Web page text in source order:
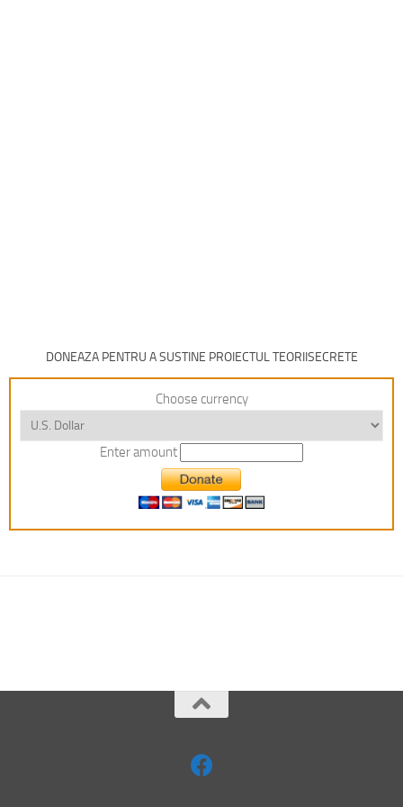
DONEAZA PENTRU A SUSTINE PROIECTUL TEORIISECRETE
Choose currency
Enter amount